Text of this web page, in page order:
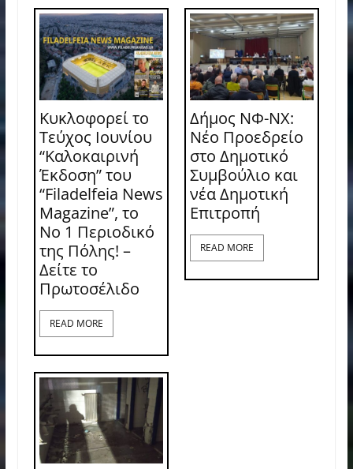
Κυκλοφορεί το
Τεύχος Ιουνίου
“Καλοκαιρινή
Έκδοση” του
“Filadelfeia News
Magazine”, το
Νο 1 Περιοδικό
της Πόλης! –
Δείτε το
Πρωτοσέλιδο
READ MORE
Δήμος ΝΦ-ΝΧ:
Νέο Προεδρείο
στο Δημοτικό
Συμβούλιο και
νέα Δημοτική
Επιτροπή
READ MORE